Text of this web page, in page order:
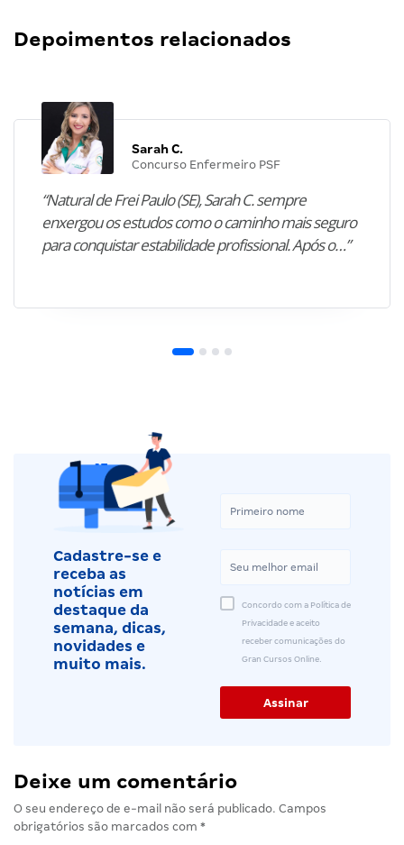
Depoimentos relacionados
Sarah C.
Concurso Enfermeiro PSF
“Natural de Frei Paulo (SE), Sarah C. sempre
enxergou os estudos como o caminho mais seguro
para conquistar estabilidade profissional. Após o…”
Cadastre-se e
receba as
notícias em
destaque da
semana, dicas,
novidades e
muito mais.
Concordo com a Política de
Privacidade e aceito
receber comunicações do
Gran Cursos Online.
Deixe um comentário
O seu endereço de e-mail não será publicado. Campos
obrigatórios são marcados com *